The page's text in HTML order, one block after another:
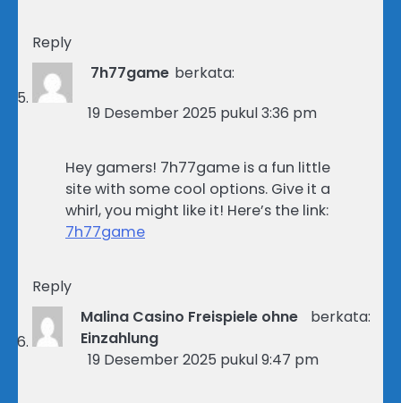
Reply
7h77game berkata:
19 Desember 2025 pukul 3:36 pm
Hey gamers! 7h77game is a fun little
site with some cool options. Give it a
whirl, you might like it! Here’s the link:
7h77game
Reply
Malina Casino Freispiele ohne
Einzahlung
berkata:
19 Desember 2025 pukul 9:47 pm